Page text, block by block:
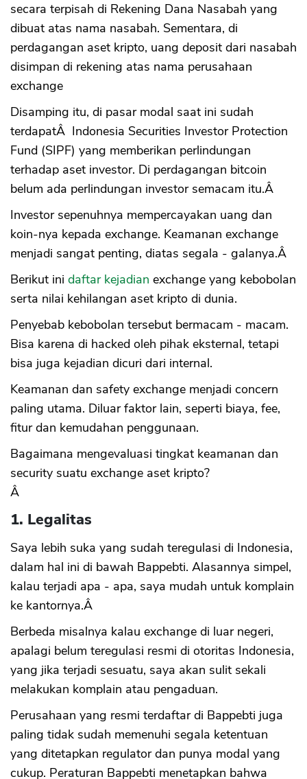
secara terpisah di Rekening Dana Nasabah yang
dibuat atas nama nasabah. Sementara, di
perdagangan aset kripto, uang deposit dari nasabah
disimpan di rekening atas nama perusahaan
exchange
Disamping itu, di pasar modal saat ini sudah
terdapatÂ Indonesia Securities Investor Protection
Fund (SIPF) yang memberikan perlindungan
terhadap aset investor. Di perdagangan bitcoin
belum ada perlindungan investor semacam itu.Â
Investor sepenuhnya mempercayakan uang dan
koin-nya kepada exchange. Keamanan exchange
menjadi sangat penting, diatas segala - galanya.Â
Berikut ini daftar kejadian exchange yang kebobolan
serta nilai kehilangan aset kripto di dunia.
Penyebab kebobolan tersebut bermacam - macam.
Bisa karena di hacked oleh pihak eksternal, tetapi
bisa juga kejadian dicuri dari internal.
Keamanan dan safety exchange menjadi concern
paling utama. Diluar faktor lain, seperti biaya, fee,
fitur dan kemudahan penggunaan.
Bagaimana mengevaluasi tingkat keamanan dan
security suatu exchange aset kripto?
Â
1. Legalitas
Saya lebih suka yang sudah teregulasi di Indonesia,
dalam hal ini di bawah Bappebti. Alasannya simpel,
kalau terjadi apa - apa, saya mudah untuk komplain
ke kantornya.Â
Berbeda misalnya kalau exchange di luar negeri,
apalagi belum teregulasi resmi di otoritas Indonesia,
yang jika terjadi sesuatu, saya akan sulit sekali
melakukan komplain atau pengaduan.
Perusahaan yang resmi terdaftar di Bappebti juga
paling tidak sudah memenuhi segala ketentuan
yang ditetapkan regulator dan punya modal yang
cukup. Peraturan Bappebti menetapkan bahwa